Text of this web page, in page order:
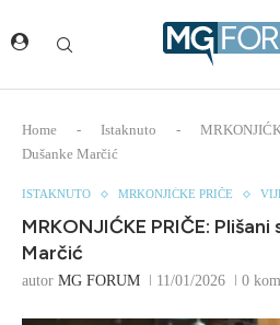
Home - Istaknuto -
Dušanke Marčić
ISTAKNUTO MRKONJIĆKE PRIČE
MRKONJIĆKE PRIČE:
Marčić
autor MG FORUM 11/01/2026 0